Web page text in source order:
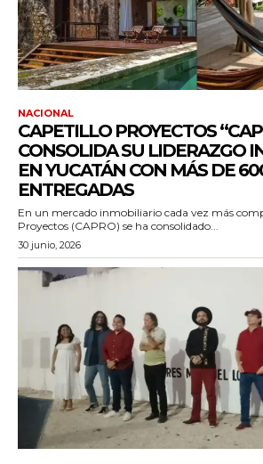
NACIONAL
CAPETILLO PROYECTOS
CONSOLIDA SU LIDERAZGO
EN YUCATÁN CON MÁS DE
ENTREGADAS
En un mercado inmobiliario cada vez más
Proyectos (CAPRO) se ha consolidado...
30 junio, 2026